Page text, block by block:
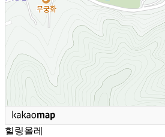
힐링올레